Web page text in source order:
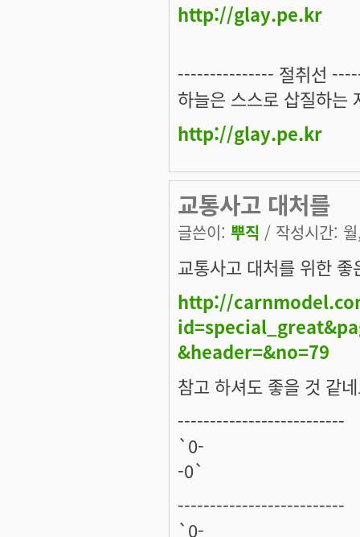
http://glay.pe.kr
--------------- 절취선
하늘은 스스로 삽질하는
http://glay.pe.kr
교통사고 대처를
글쓴이: 뿌직 / 작성시간:
교통사고 대처를 위한
http://
&header=&no=79
참고 하셔도 좋을 것 같
--------------------------
`0-
-0`
--------------------------
`0-